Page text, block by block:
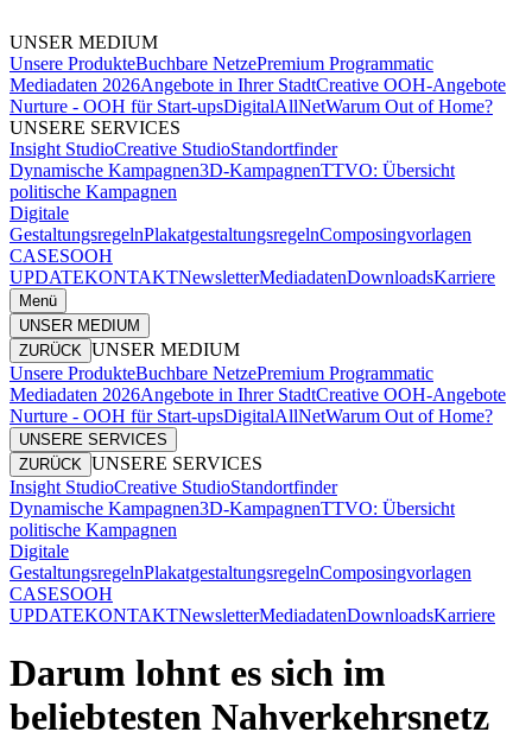
UNSER MEDIUM
Unsere ProdukteBuchbare NetzePremium Programmatic
Mediadaten 2026Angebote in Ihrer StadtCreative OOH-Angebote
Nurture - OOH für Start-upsDigitalAllNetWarum Out of Home?
UNSERE SERVICES
Insight StudioCreative StudioStandortfinder
Dynamische Kampagnen3D-KampagnenTTVO: Übersicht
politische Kampagnen
Digitale
GestaltungsregelnPlakatgestaltungsregelnComposingvorlagen
CASESOOH
UPDATEKONTAKTNewsletterMediadatenDownloadsKarriere
Menü
UNSER MEDIUM
ZURÜCK UNSER MEDIUM
Unsere ProdukteBuchbare NetzePremium Programmatic
Mediadaten 2026Angebote in Ihrer StadtCreative OOH-Angebote
Nurture - OOH für Start-upsDigitalAllNetWarum Out of Home?
UNSERE SERVICES
ZURÜCK UNSERE SERVICES
Insight StudioCreative StudioStandortfinder
Dynamische Kampagnen3D-KampagnenTTVO: Übersicht
politische Kampagnen
Digitale
GestaltungsregelnPlakatgestaltungsregelnComposingvorlagen
CASESOOH
UPDATEKONTAKTNewsletterMediadatenDownloadsKarriere
Darum lohnt es sich im
beliebtesten Nahverkehrsnetz